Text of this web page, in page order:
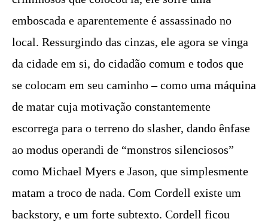
emboscada e aparentemente é assassinado no
local. Ressurgindo das cinzas, ele agora se vinga
da cidade em si, do cidadão comum e todos que
se colocam em seu caminho – como uma máquina
de matar cuja motivação constantemente
escorrega para o terreno do slasher, dando ênfase
ao modus operandi de “monstros silenciosos”
como Michael Myers e Jason, que simplesmente
matam a troco de nada. Com Cordell existe um
backstory, e um forte subtexto. Cordell ficou